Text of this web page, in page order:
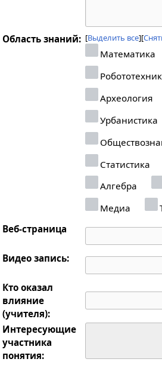
Область знаний: Выделить все
Математика
Археология
Урбанистика
Статистика
Алгебра
Медиа
Веб-страница
Видео запись:
Кто оказал
влияние
(учителя):
Интересующие
участника
понятия: